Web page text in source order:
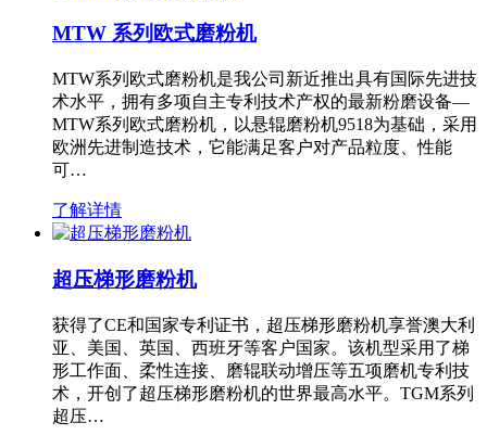
MTW 系列欧式磨粉机
MTW系列欧式磨粉机是我公司新近推出具有国际先进技
术水平，拥有多项自主专利技术产权的最新粉磨设备—
MTW系列欧式磨粉机，以悬辊磨粉机9518为基础，采用
欧洲先进制造技术，它能满足客户对产品粒度、性能
可…
了解详情
超压梯形磨粉机
获得了CE和国家专利证书，超压梯形磨粉机享誉澳大利
亚、美国、英国、西班牙等客户国家。该机型采用了梯
形工作面、柔性连接、磨辊联动增压等五项磨机专利技
术，开创了超压梯形磨粉机的世界最高水平。TGM系列
超压…